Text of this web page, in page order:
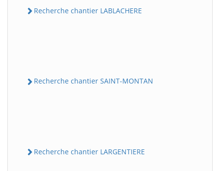
Recherche chantier LABLACHERE
Recherche chantier SAINT-MONTAN
Recherche chantier LARGENTIERE